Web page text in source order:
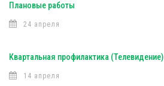
Плановые работы
24 апреля
Квартальная профилактика (Телевидение)
14 апреля